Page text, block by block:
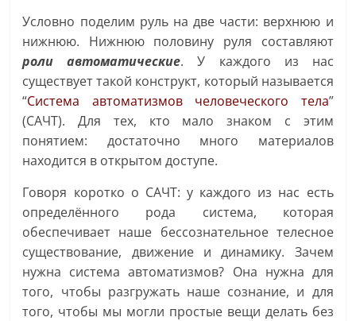
Условно поделим руль на две части: верхнюю и
нижнюю. Нижнюю половину руля составляют
роли автоматические. У каждого из нас
существует такой конструкт, который называется
“Система автоматизмов человеческого тела”
(САЧТ). Для тех, кто мало знаком с этим
понятием: достаточно много материалов
находится в открытом доступе.
Говоря коротко о САЧТ: у каждого из нас есть
определённого рода система, которая
обеспечивает наше бессознательное телесное
существование, движение и динамику. Зачем
нужна система автоматизмов? Она нужна для
того, чтобы разгружать наше сознание, и для
того, чтобы мы могли простые вещи делать без